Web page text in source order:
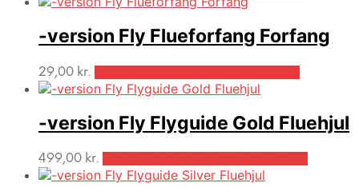
-version Fly Flueforfang Forfang
29,00 kr.
-version Fly Flyguide Gold Fluehjul
499,00 kr.